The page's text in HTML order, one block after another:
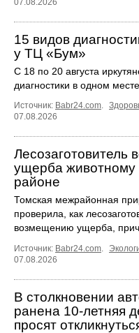
07.08.2026
15 видов
у ТЦ «Бум»
С 18 по 20 августа
диагностики в одном
Источник: Babr24.com.
07.08.2026
Лесозаготовитель
ущерба животному
районе
Томская межрайонная
проверила, как
возмещению ущерба,
Источник: Babr24.com
07.08.2026
В столкновении
ранена 10-летняя
просят